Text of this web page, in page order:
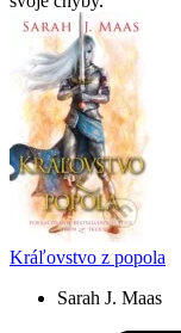
Kráľovstvo z popola
Sarah J. Maas